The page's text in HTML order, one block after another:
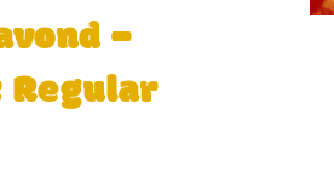
–